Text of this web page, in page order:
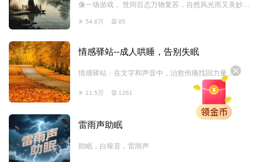
像一场游戏， 世间百态万物复苏，自然风光而又美妙。
54.6万 85
情感驿站--成人哄睡，告别失眠
情感驿站：在文字和声音中，治愈伤痛找回力量......
11.5万 1261
雷雨声助眠
助眠，白噪音，雷雨声